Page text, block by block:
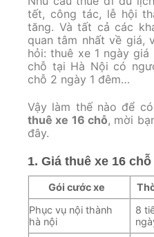
tết, công tác, lễ hội
tăng. Và tất cả các
quan tâm nhất về giá,
hỏi: thuê xe 1 ngày
chỗ tại Hà Nội có
chỗ 2 ngày 1 đêm…
Vậy làm thế nào để
thuê xe 16 chỗ, mời
đây.
1. Giá thuê xe 16
Gói cước xe
Phục vụ nội thành
hà nội
8